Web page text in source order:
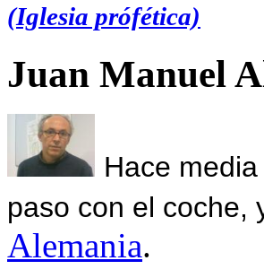
(Iglesia prófética)
Juan Manuel
Hace
paso con el coche,
Alemania.